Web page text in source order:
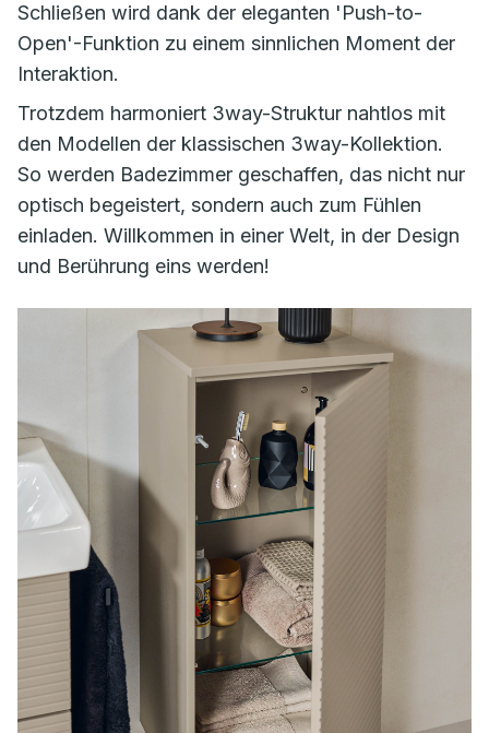
Schließen wird dank der eleganten 'Push-to-
Open'-Funktion zu einem sinnlichen Moment der
Interaktion.
Trotzdem harmoniert 3way-Struktur nahtlos mit
den Modellen der klassischen 3way-Kollektion.
So werden Badezimmer geschaffen, das nicht nur
optisch begeistert, sondern auch zum Fühlen
einladen. Willkommen in einer Welt, in der Design
und Berührung eins werden!